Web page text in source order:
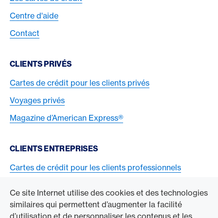
Ce site Internet utilise des cookies et des technologies
similaires qui permettent d’augmenter la facilité
d’utilisation et de personnaliser les contenus et les
Centre d'aide
Contact
CLIENTS PRIVÉS
Cartes de crédit pour les clients privés
Voyages privés
Magazine d’American Express®
CLIENTS ENTREPRISES
Cartes de crédit pour les clients professionnels
ACCÉDER À L’ENTREPRISE